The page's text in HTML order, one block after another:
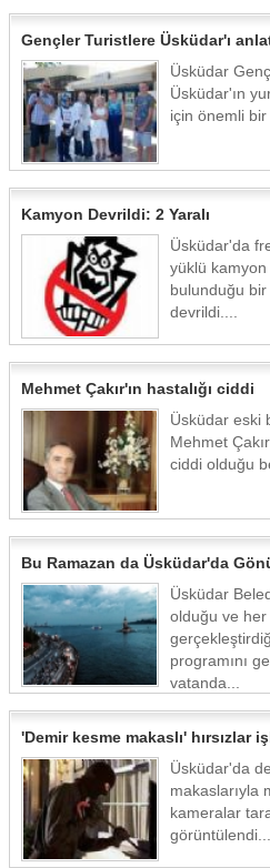
Gençler Turistlere Üsküdar'ı
Üsküdar
Üsküdar'ın
için önemli bir
Kamyon Devrildi: 2 Yaralı
Üsküdar'da
yüklü
bulunduğu
devrildi....
Mehmet Çakır'ın hastalığı ciddi
Üsküdar eski
Mehmet
ciddi olduğu
Bu Ramazan da Üsküdar'da
Üsküdar
olduğu ve her
programını
vatanda...
'Demir kesme makaslı' hırsızlar
Üsküdar'da
makaslarıyla
kameralar
görüntülendi....